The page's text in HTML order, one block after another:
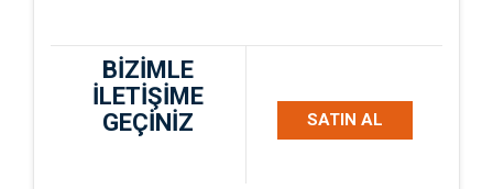
BİZİMLE
İLETİŞİME
GEÇİNİZ
SATIN AL